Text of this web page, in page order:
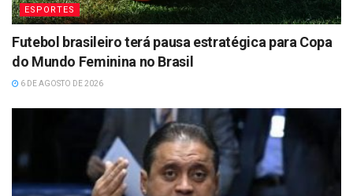
ESPORTES
Futebol brasileiro terá pausa estratégica para Copa
do Mundo Feminina no Brasil
6 DE AGOSTO DE 2026